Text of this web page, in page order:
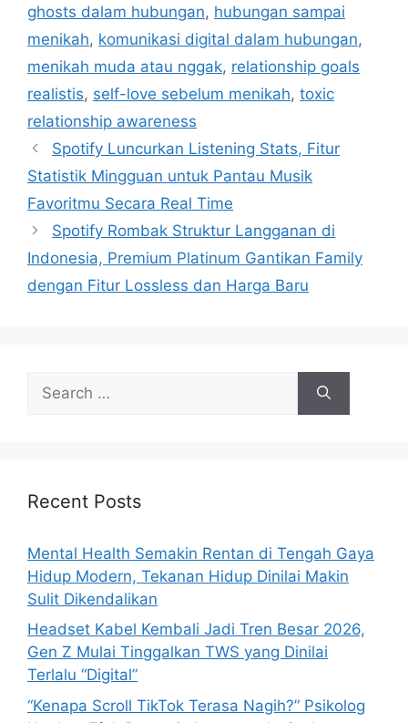
o
r
s
s
ghosts dalam hubungan, hubungan sampai
menikah, komunikasi digital dalam hubungan,
menikah muda atau nggak, relationship goals
realistis, self-love sebelum menikah, toxic
relationship awareness
Spotify Luncurkan Listening Stats, Fitur
Statistik Mingguan untuk Pantau Musik
Favoritmu Secara Real Time
Spotify Rombak Struktur Langganan di
Indonesia, Premium Platinum Gantikan Family
dengan Fitur Lossless dan Harga Baru
h
r
:
Recent Posts
Mental Health Semakin Rentan di Tengah Gaya
Hidup Modern, Tekanan Hidup Dinilai Makin
Sulit Dikendalikan
Headset Kabel Kembali Jadi Tren Besar 2026,
Gen Z Mulai Tinggalkan TWS yang Dinilai
Terlalu “Digital”
“Kenapa Scroll TikTok Terasa Nagih?” Psikolog